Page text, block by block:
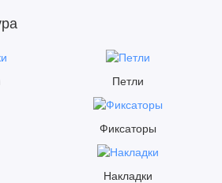
Петли
Фиксаторы
Накладки